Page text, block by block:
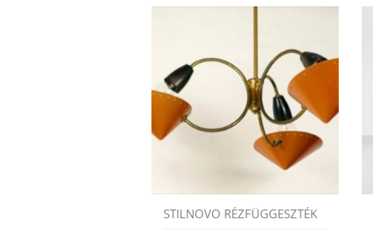
STILNOVO RÉZFÜGGESZTÉK